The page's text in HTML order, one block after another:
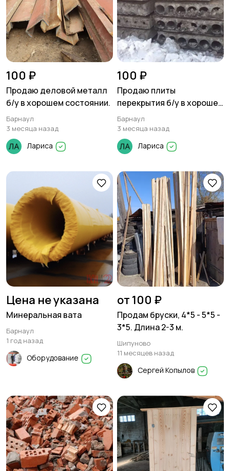
100 ₽
Продаю деловой металл
б/у в хорошем состоянии.
Барнаул
3 месяца назад
Лариса
100 ₽
Продаю плиты
перекрытия б/у в хорошем
состоянии.
Барнаул
3 месяца назад
Лариса
Цена не указана
Минеральная вата
Барнаул
1 год назад
Оборудование
от 100 ₽
Продам бруски, 4*5 - 5*5 -
3*5. Длина 2-3 м.
Шипуново
11 месяцев назад
Сергей Копылов